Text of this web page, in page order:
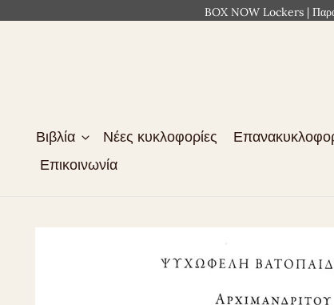
BOX NOW Lockers |
Βιβλία Νέες κυκλοφορίες
Επικοινωνία